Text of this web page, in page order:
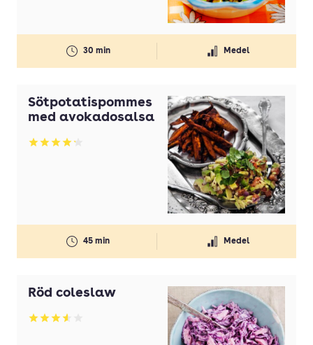
30 min Medel
Sötpotatispommes
med avokadosalsa
Betyg: 4.23 av 5
45 min Medel
Röd coleslaw
Betyg: 3.6 av 5